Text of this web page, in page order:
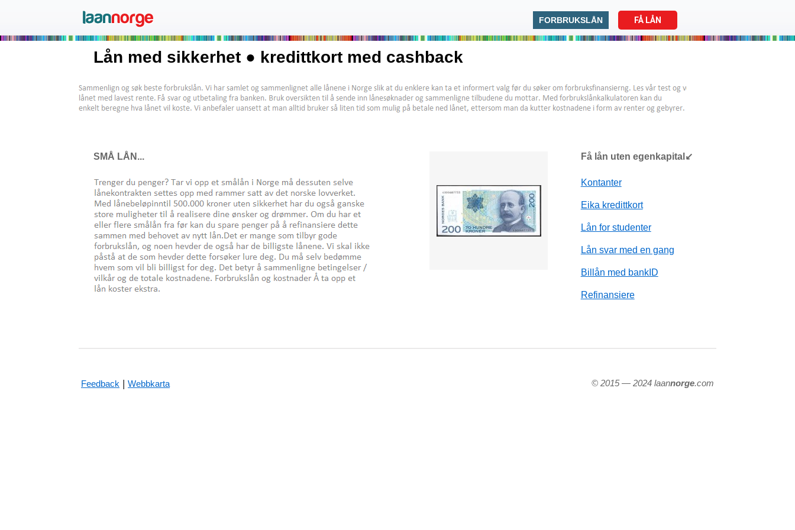
FORBRUKSLÅN FÅ LÅN
Lån med sikkerhet ● kredittkort med cashback
SMÅ LÅN... Få lån uten egenkapital↙
Kontanter
Eika kredittkort
Lån for studenter
Lån svar med en gang
Billån med bankID
Refinansiere
Feedback | Webbkarta © 2015 — 2024 laannorge.com